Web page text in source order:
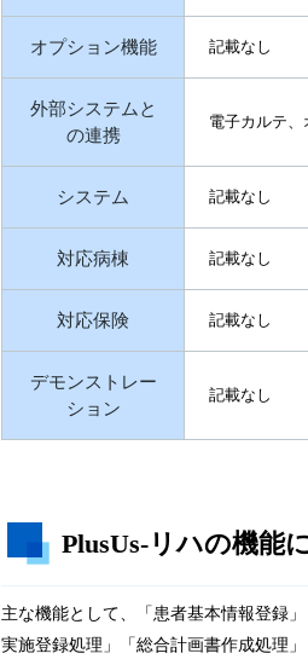
オプション機能 記載なし
外部システムと
の連携
電子カルテ
システム 記載なし
対応病棟 記載なし
対応保険 記載なし
デモンストレー
ション
記載なし
PlusUs-リハの機能
主な機能として、「患者基本情報登録
実施登録処理」「総合計画書作成処理